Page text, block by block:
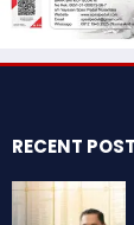
RECENT POST